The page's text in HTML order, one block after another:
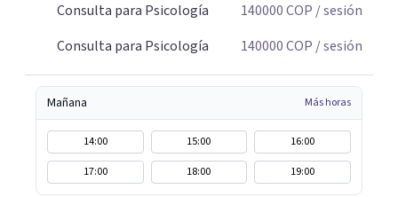
Consulta para Psicología
140000COP / sesión
Consulta para Psicología
140000COP / sesión
Mañana Más horas
14:00 15:00
16:00
17:00
18:00 19:00